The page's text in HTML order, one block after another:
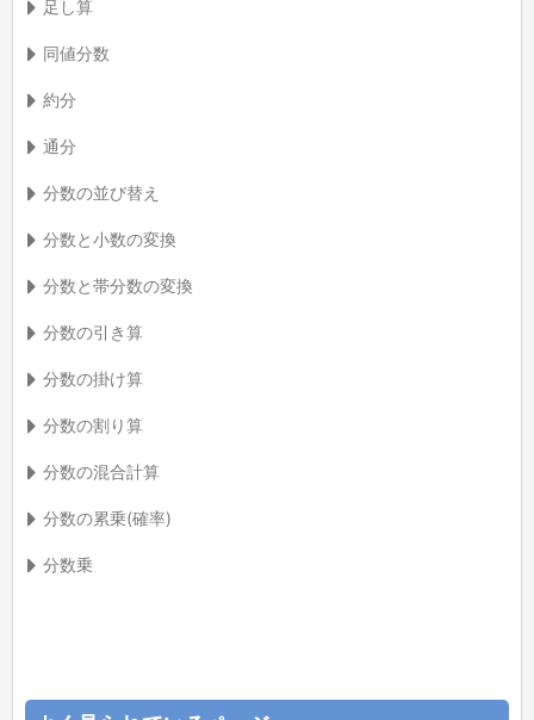
足し算
同値分数
約分
通分
分数の並び替え
分数と小数の変換
分数と帯分数の変換
分数の引き算
分数の掛け算
分数の割り算
分数の混合計算
分数の累乗(確率)
分数乗